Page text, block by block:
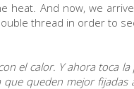
heat. And now, we
thread in order to
el calor. Y ahora toca
queden mejor